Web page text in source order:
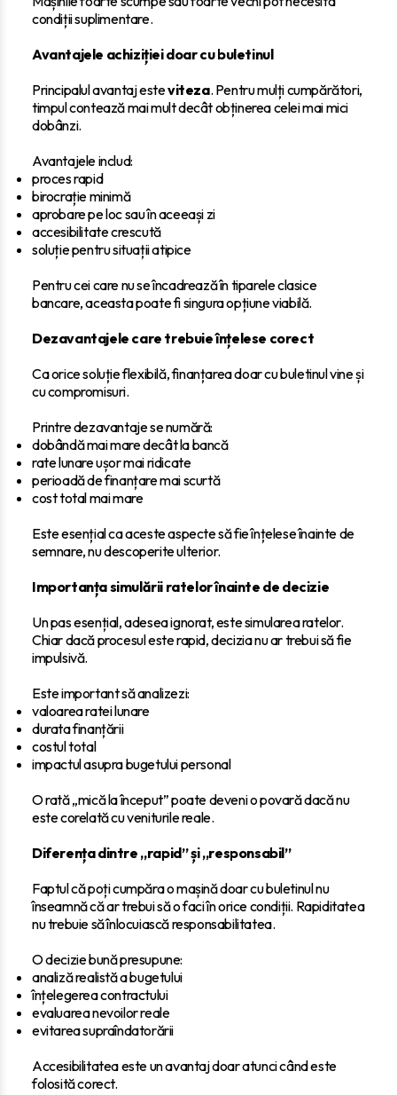
condiții suplimentare.
Avantajele achiziției doar cu buletinul
Principalul avantaj esteviteza. Pentru mulți cumpărători,
timpul contează mai mult decât obținerea celei mai mici
dobânzi.
Avantajele includ:
proces rapid
birocrație minimă
aprobare pe loc sau în aceeași zi
accesibilitate crescută
soluție pentru situații atipice
Pentru cei care nu se încadrează în tiparele clasice
bancare, aceasta poate fi singura opțiune viabilă.
Dezavantajele care trebuie înțelese corect
Ca orice soluție flexibilă, finanțarea doar cu buletinul vine și
cu compromisuri.
Printre dezavantaje se numără:
dobândă mai mare decât la bancă
rate lunare ușor mai ridicate
perioadă de finanțare mai scurtă
cost total mai mare
Este esențial ca aceste aspecte să fie înțelese înainte de
semnare, nu descoperite ulterior.
Importanța simulării ratelor înainte de decizie
Un pas esențial, adesea ignorat, este simularea ratelor.
Chiar dacă procesul este rapid, decizia nu ar trebui să fie
impulsivă.
Este important să analizezi:
valoarea ratei lunare
durata finanțării
costul total
impactul asupra bugetului personal
O rată „mică la început” poate deveni o povară dacă nu
este corelată cu veniturile reale.
Diferența dintre „rapid” și „responsabil”
Faptul că poți cumpăra o mașină doar cu buletinul nu
înseamnă că ar trebui să o faci în orice condiții. Rapiditatea
nu trebuie să înlocuiască responsabilitatea.
O decizie bună presupune:
analiză realistă a bugetului
înțelegerea contractului
evaluarea nevoilor reale
evitarea supraîndatorării
Accesibilitatea este un avantaj doar atunci când este
folosită corect.